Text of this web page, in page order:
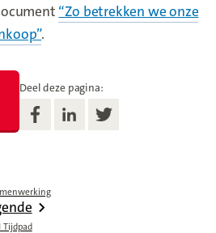
“Zo betrekken we onze
.
Deel deze pagina:
Tijdpad